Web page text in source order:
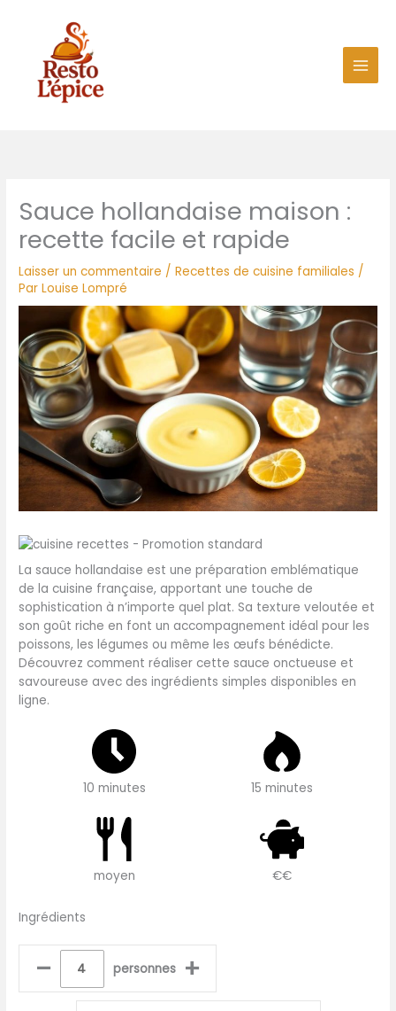
Sauce hollandaise maison :
recette facile et rapide
Laisser un commentaire /Recettes de cuisine familiales /
ParLouise Lompré
La sauce hollandaise est une préparation emblématique
de la cuisine française, apportant une touche de
sophistication à n’importe quel plat. Sa texture veloutée et
son goût riche en font un accompagnement idéal pour les
poissons, les légumes ou même les œufs bénédicte.
Découvrez comment réaliser cette sauce onctueuse et
savoureuse avec des ingrédients simples disponibles en
ligne.
10 minutes 15 minutes
moyen €€
Ingrédients
– personnes +